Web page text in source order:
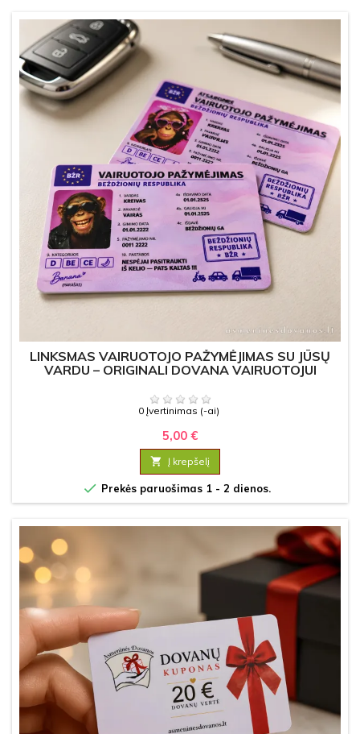
LINKSMAS VAIRUOTOJO PAŽYMĖJIMAS SU JŪSŲ
VARDU – ORIGINALI DOVANA VAIRUOTOJUI
0 Įvertinimas (-ai)
5,00 €
 Į krepšelį
 Prekės paruošimas 1 - 2 dienos.